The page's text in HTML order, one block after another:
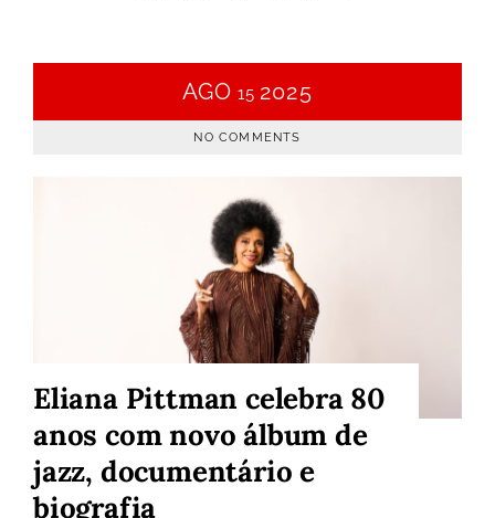
AGO 15 2025
NO COMMENTS
Eliana Pittman celebra 80
anos com novo álbum de
jazz, documentário e
biografia